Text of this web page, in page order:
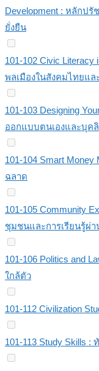
Development : หลักป
ยั่งยืน
101-102 Civic Literacy
พลเมืองในสังคมไทยแล
101-103 Designing
ออกแบบตนเองและบุค
101-104 Smart
ฉลาด
101-105 Community
ชุมชนและการเรียนรู้ผ่า
101-106 Politics and
ใกล้ตัว
101-112 Civilization
101-113 Study Skills :